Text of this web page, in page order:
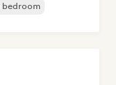
bedroom